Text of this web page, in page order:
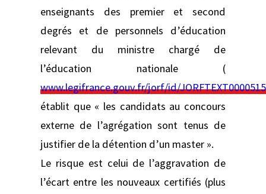
enseignants des premier et second
degrés et de personnels d’éducation
relevant du ministre chargé de
l’éducation nationale (
www.legifrance.gouv.fr/jorf/id/
établit que « les candidats au concours
externe de l’agrégation sont tenus de
justifier de la détention d’un master ».
Le risque est celui de l’aggravation de
l’écart entre les nouveaux certifiés (plus